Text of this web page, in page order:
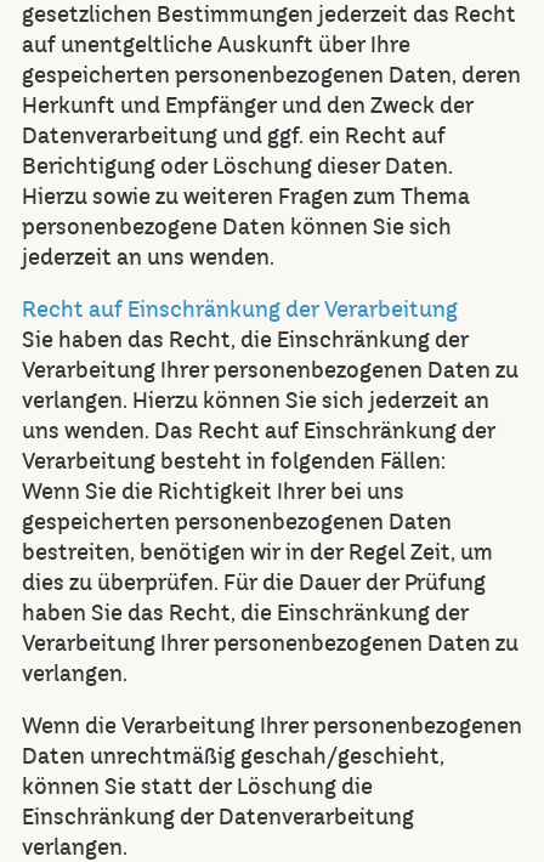
gesetzlichen Bestimmungen jederzeit das Recht
auf unentgeltliche Auskunft über Ihre
gespeicherten personenbezogenen Daten, deren
Herkunft und Empfänger und den Zweck der
Datenverarbeitung und ggf. ein Recht auf
Berichtigung oder Löschung dieser Daten.
Hierzu sowie zu weiteren Fragen zum Thema
personenbezogene Daten können Sie sich
jederzeit an uns wenden.
Recht auf Einschränkung der Verarbeitung
Sie haben das Recht, die Einschränkung der
Verarbeitung Ihrer personenbezogenen Daten zu
verlangen. Hierzu können Sie sich jederzeit an
uns wenden. Das Recht auf Einschränkung der
Verarbeitung besteht in folgenden Fällen:
Wenn Sie die Richtigkeit Ihrer bei uns
gespeicherten personenbezogenen Daten
bestreiten, benötigen wir in der Regel Zeit, um
dies zu überprüfen. Für die Dauer der Prüfung
haben Sie das Recht, die Einschränkung der
Verarbeitung Ihrer personenbezogenen Daten zu
verlangen.
Wenn die Verarbeitung Ihrer personenbezogenen
Daten unrechtmäßig geschah/geschieht,
können Sie statt der Löschung die
Einschränkung der Datenverarbeitung
verlangen.